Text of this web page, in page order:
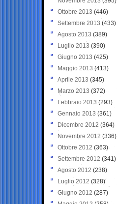
Ottobre 2013 (446)
Settembre 2013 (433)
Agosto 2013 (389)
Luglio 2013 (390)
Giugno 2013 (425)
Maggio 2013 (413)
Aprile 2013 (345)
Marzo 2013 (372)
Febbraio 2013 (293)
Gennaio 2013 (361)
Dicembre 2012 (364)
Novembre 2012 (336)
Ottobre 2012 (363)
Settembre 2012 (341)
Agosto 2012 (238)
Luglio 2012 (328)
Giugno 2012 (287)